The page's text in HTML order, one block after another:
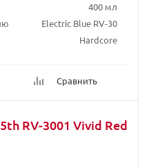
400 мл
Electric Blue RV-30
Hardcore
Сравнить
RV-3001 Vivid Red